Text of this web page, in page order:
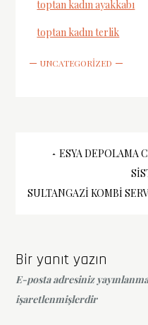
toptan kadın ayakkabı
toptan kadın terlik
UNCATEGORIZED
Yazı
gezinmesi
ESYA DEPOLAMA
SULTANGAZI KOMBI
Bir yanıt yazın
E-posta adresiniz
işaretlenmişlerdir